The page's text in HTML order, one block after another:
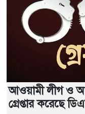
আওয়ামী লীগ ও
গ্রেপ্তার করেছে